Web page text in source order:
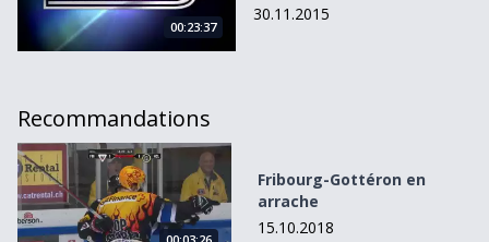
00:23:37
30.11.2015
Recommandations
Fribourg-Gottéron en arrache
Fribourg-Gottéron en
arrache
15.10.2018